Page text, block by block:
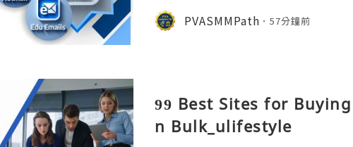
o? An old Gmail account is far
t’s a repository of p
PVASMMPath 57分鐘前
99 Best Sites for
n Bulk_ulifestyle